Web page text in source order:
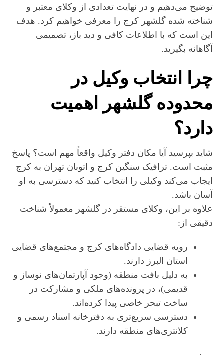
توضیح می‌دهیم و در نهایت تعدادی از وکلای معتبر و
شناخته‌ شده گلشهر کرج را معرفی خواهیم کرد. هدف
این است که با اطلاعات کافی و دید باز، تصمیمی
آگاهانه بگیرید.
چرا انتخاب وکیل در
محدوده گلشهر اهمیت
دارد؟
شاید بپرسید آیا مکان دفتر وکیل واقعاً مهم است؟ پاسخ
مثبت است. ترافیک سنگین کرج و اتوبان تهران به کرج
ایجاب می‌کند وکیلی را انتخاب کنید که دسترسی به او
آسان باشد.
علاوه بر این، وکلای مستقر در گلشهر معمولاً شناخت
دقیقی از:
رویه قضایی دادگاه‌های کرج و مجتمع‌های قضایی
استان البرز دارند.
به دلیل بافت منطقه (وجود آپارتمان‌های نوساز و
قدیمی)، در پرونده‌های ملکی و مشارکت در
ساخت تبحر خاصی پیدا کرده‌اند.
دسترسی سریع‌تری به دفترخانه اسناد رسمی و
کلانتری‌های منطقه دارند.